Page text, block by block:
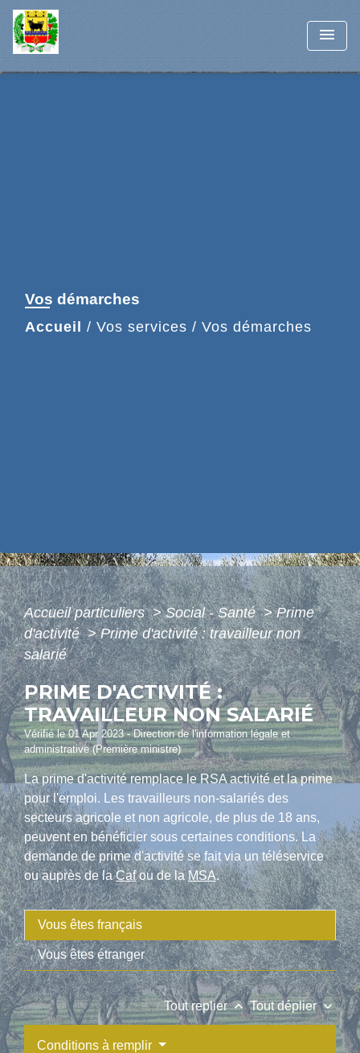
menu
Vos démarches
Accueil / Vos services / Vos démarches
Accueil particuliers> Social - Santé> Prime
d'activité> Prime d'activité : travailleur non
salarié
PRIME D'ACTIVITÉ :
TRAVAILLEUR NON SALARIÉ
Vérifié le 01 Apr 2023 - Direction de l'information légale et
administrative (Première ministre)
La prime d'activité remplace le RSA activité et la prime
pour l'emploi. Les travailleurs non-salariés des
secteurs agricole et non agricole, de plus de 18 ans,
peuvent en bénéficier sous certaines conditions. La
demande de prime d'activité se fait via un téléservice
ou auprès de laCafou de laMSA.
Vous êtes français
Vous êtes étranger
Tout replierkeyboard_arrow_up Tout déplierkeyboard_arrow_down
Conditions à remplir